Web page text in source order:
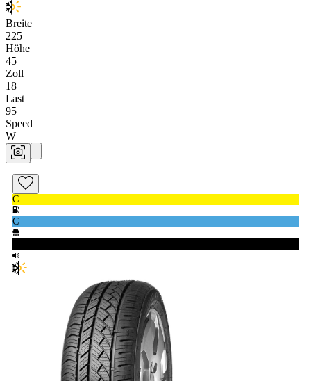
Breite
225
Höhe
45
Zoll
18
Last
95
Speed
W
C
C